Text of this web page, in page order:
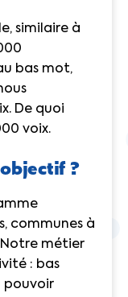
similaire à
bas mot,
De quoi
voix.
?
communes à
Notre métier
: bas
pouvoir